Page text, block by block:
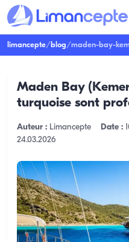
limancepte/blog/maden-bay-
Maden Bay
turquoise sont
Auteur : Limancepte Date :
24.03.2026